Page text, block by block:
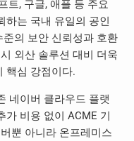
트, 구글, 애플 등 주요
하는 국내 유일의 공인
의 보안 신뢰성과 호환
외산 솔루션 대비 더욱
핵심 강점이다.
네이버 클라우드 플랫
비용 없이 ACME 기
뿐 아니라 온프레미스